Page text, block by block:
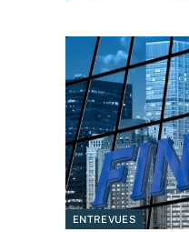
ENTREVUES